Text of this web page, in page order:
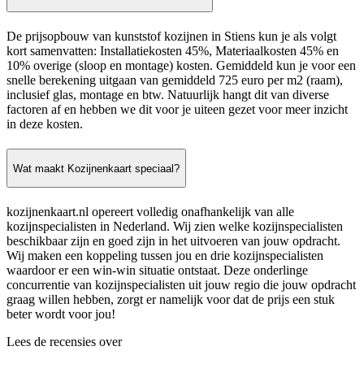
De prijsopbouw van kunststof kozijnen in Stiens kun je als volgt
kort samenvatten: Installatiekosten 45%, Materiaalkosten 45% en
10% overige (sloop en montage) kosten. Gemiddeld kun je voor een
snelle berekening uitgaan van gemiddeld 725 euro per m2 (raam),
inclusief glas, montage en btw. Natuurlijk hangt dit van diverse
factoren af en hebben we dit voor je uiteen gezet voor meer inzicht
in deze kosten.
Wat maakt Kozijnenkaart speciaal?
kozijnenkaart.nl opereert volledig onafhankelijk van alle
kozijnspecialisten in Nederland. Wij zien welke kozijnspecialisten
beschikbaar zijn en goed zijn in het uitvoeren van jouw opdracht.
Wij maken een koppeling tussen jou en drie kozijnspecialisten
waardoor er een win-win situatie ontstaat. Deze onderlinge
concurrentie van kozijnspecialisten uit jouw regio die jouw opdracht
graag willen hebben, zorgt er namelijk voor dat de prijs een stuk
beter wordt voor jou!
Lees de recensies over